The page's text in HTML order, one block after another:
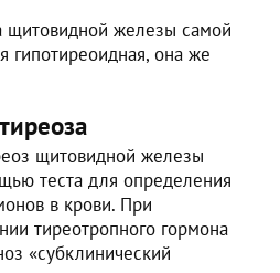
щитовидной железы самой
гипотиреоидная, она же
щитовидной железы
теста для определения
в крови. При
тиреотропного гормона
«субклинический